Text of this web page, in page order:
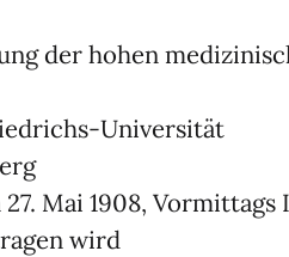
der hohen
Universität
Mai 1908, Vormittags
wird